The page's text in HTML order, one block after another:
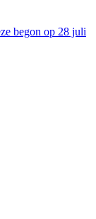
begon op 28 juli